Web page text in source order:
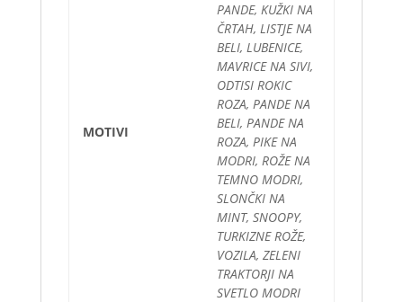
MOTIVI
PANDE, KUŽKI NA
ČRTAH, LISTJE NA
BELI, LUBENICE,
MAVRICE NA SIVI,
ODTISI ROKIC
ROZA, PANDE NA
BELI, PANDE NA
ROZA, PIKE NA
MODRI, ROŽE NA
TEMNO MODRI,
SLONČKI NA
MINT, SNOOPY,
TURKIZNE ROŽE,
VOZILA, ZELENI
TRAKTORJI NA
SVETLO MODRI